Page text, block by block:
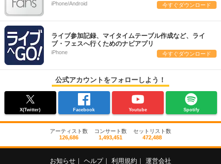
iPhone/Android 今すぐダウンロード
ライブ参加記録、マイタイムテーブル作成など、ライ
ブ・フェスへ行くためのナビアプリ
iPhone 今すぐダウンロード
公式アカウントをフォローしよう！
X(Twitter) Facebook Youtube Spotify
アーティスト数
126,686
コンサート数
1,493,451
セットリスト数
472,488
お知らせ ヘルプ 利用規約 運営会社